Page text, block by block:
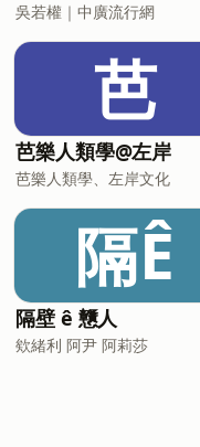
吳若權｜中廣流行網
芭
芭樂人類學@左岸
芭樂人類學、左岸文化
隔Ê
隔壁 ê 戇人
欸緒利 阿尹 阿莉莎